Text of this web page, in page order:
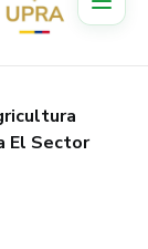
El Sector